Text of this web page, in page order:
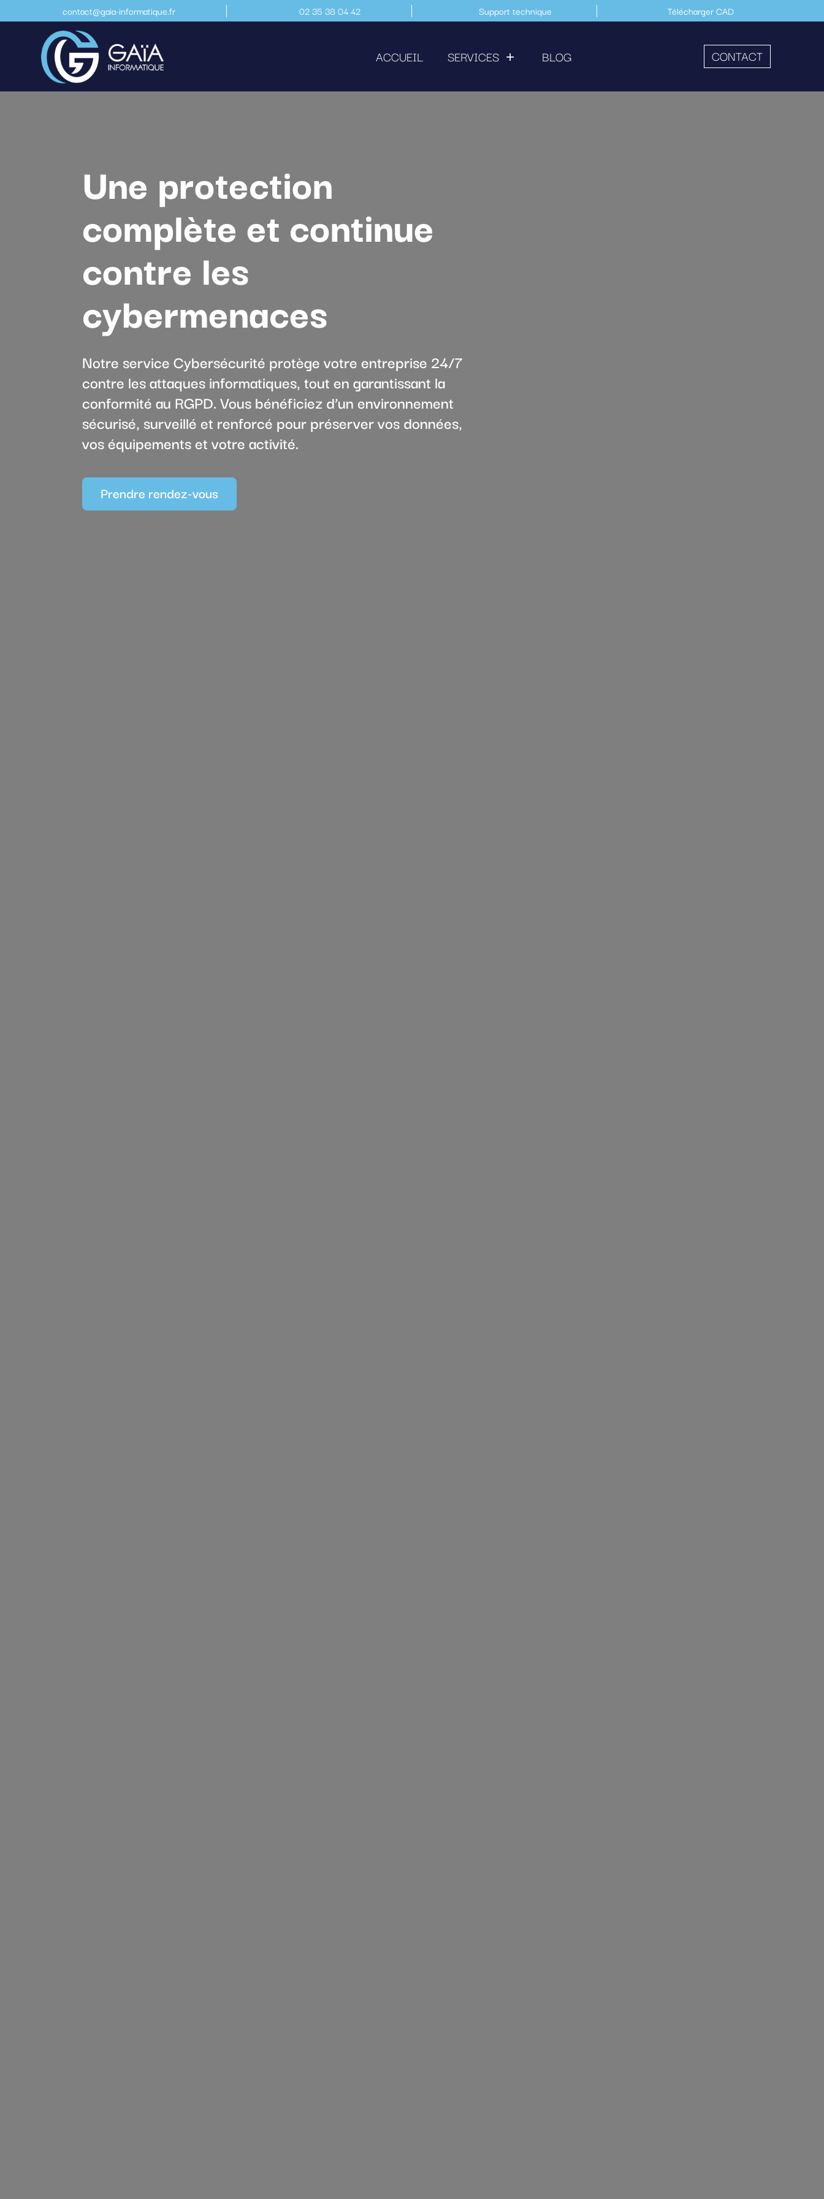
contact@gaia-informatique.fr 02 35 38 04 42 Support technique Télécharger CAD
ACCUEIL SERVICES BLOG CONTACT
Une protection
complète et continue
contre les
cybermenaces
Notre service Cybersécurité protège votre entreprise 24/7
contre les attaques informatiques, tout en garantissant la
conformité au RGPD. Vous bénéficiez d’un environnement
sécurisé, surveillé et renforcé pour préserver vos données,
vos équipements et votre activité.
Prendre rendez-vous